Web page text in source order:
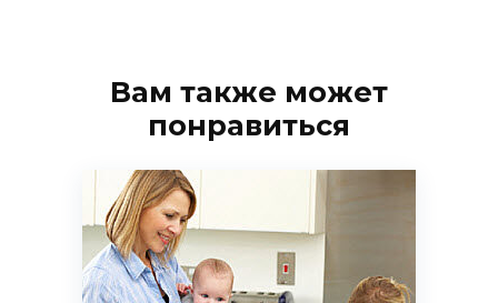
Вам также может
понравиться